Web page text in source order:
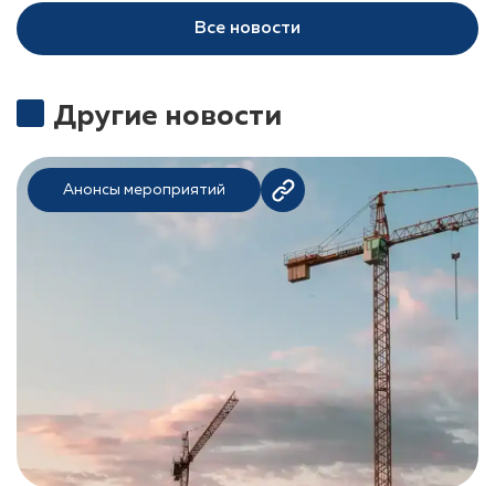
Все новости
Другие новости
Анонсы мероприятий